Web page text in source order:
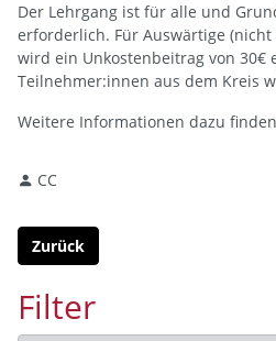
Der Lehrgang ist für alle und
erforderlich. Für Auswärtige (nicht
wird ein Unkostenbeitrag von 30€
Teilnehmer:innen aus dem Kreis
Weitere Informationen dazu
CC
Zurück
Filter